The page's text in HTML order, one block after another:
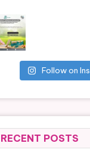
Follow on
RECENT POSTS